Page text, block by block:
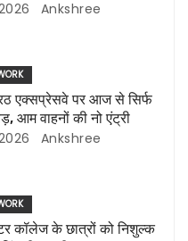
Ankshree
एक्सप्रेसवे पर आज से सिर्फ
आम वाहनों की नो एंट्री
Ankshree
कॉलेज के छात्रों को निशुल्क